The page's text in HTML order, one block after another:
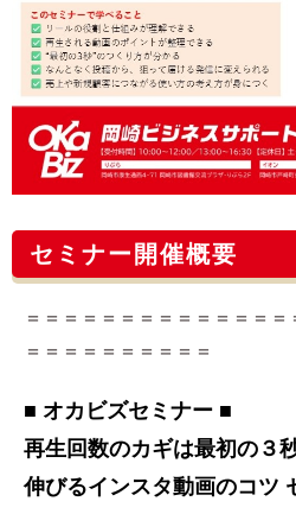
セミナー開催概要
＝＝＝＝＝＝＝＝＝＝＝＝＝
＝＝＝＝＝＝＝＝＝＝
■ オカビズセミナー ■
再生回数のカギは最初の３
伸びるインスタ動画のコツ